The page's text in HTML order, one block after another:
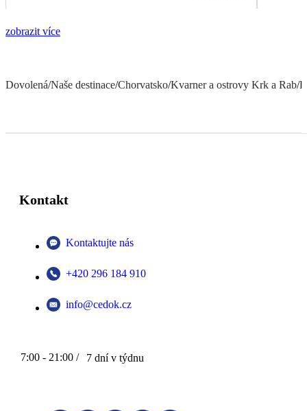
zobrazit více
Dovolená/Naše destinace/Chorvatsko/Kvarner a ostrovy Krk a Rab/
Kontakt
Kontaktujte nás
+420 296 184 910
info@cedok.cz
7:00 - 21:00 / 7 dní v týdnu